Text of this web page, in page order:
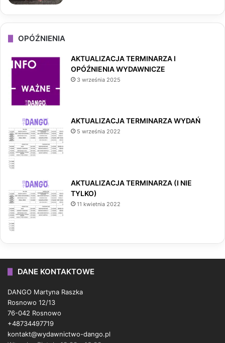
OPÓŹNIENIA
AKTUALIZACJA TERMINARZA I
OPÓŹNIENIA WYDAWNICZE
3 września 2025
AKTUALIZACJA TERMINARZA WYDAŃ
5 września 2022
AKTUALIZACJA TERMINARZA (I NIE
TYLKO)
11 kwietnia 2022
DANE KONTAKTOWE
DANGO Martyna Raszka
Rosnowo 12/13
76-042 Rosnowo
+48734497719
kontakt@wydawnictwo-dango.pl